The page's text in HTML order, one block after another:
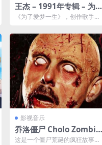
王杰 – 1991年专辑 – 为了
爱梦一生 Flac高清格式
《为了爱梦一生》，创作歌手王
七张国语专辑，由飞碟唱片...
影视音乐
乔洛僵尸 Cholo Zombie
s (2024) 1080p内封简繁
这是一个僵尸荒诞的疯狂故事，